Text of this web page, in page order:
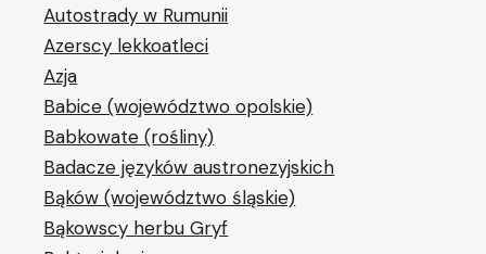
Autostrady w Rumunii
Azerscy lekkoatleci
Azja
Babice (województwo opolskie)
Babkowate (rośliny)
Badacze języków austronezyjskich
Bąków (województwo śląskie)
Bąkowscy herbu Gryf